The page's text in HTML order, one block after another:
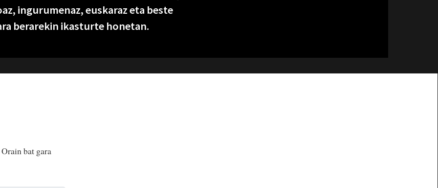
ingurumenaz, euskaraz eta beste
berarekin ikasturte honetan.
bat gara